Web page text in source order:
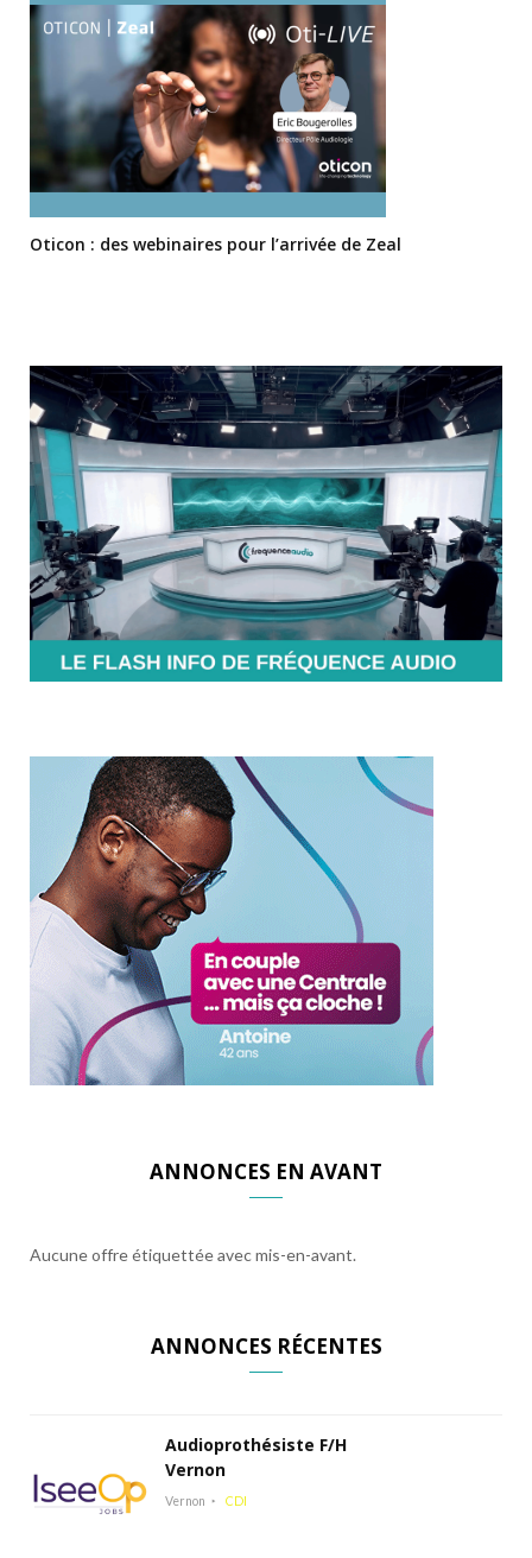
Oticon : des webinaires pour l’arrivée de Zeal
ANNONCES EN AVANT
Aucune offre étiquettée avec mis-en-avant.
ANNONCES RÉCENTES
Audioprothésiste F/H
Vernon
Vernon CDI